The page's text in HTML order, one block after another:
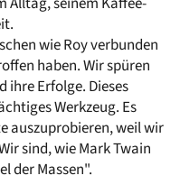
wie Roy verbunden
haben. Wir spüren
ihre Erfolge. Dieses
Werkzeug. Es
auszuprobieren, weil wir
sind, wie Mark Twain
der Massen".